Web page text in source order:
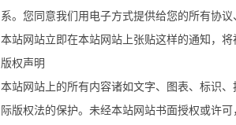
系。您同意我们用电子方式提供给您的所有协
本站网站立即在本站网站上张贴这样的通知，
版权声明
本站网站上的所有内容诸如文字、图表、标识
际版权法的保护。未经本站网站书面授权或许